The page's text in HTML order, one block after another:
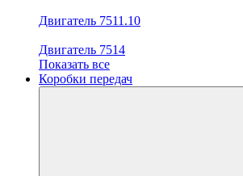
Двигатель 7511.10
Двигатель 7514
Показать все
Коробки передач